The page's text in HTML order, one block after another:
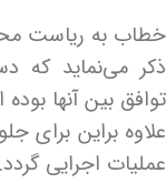
خطاب به ریاست
ذکر می‌نماید که
توافق بین آنها
علاوه براین برای
عملیات اجرایی گردد.